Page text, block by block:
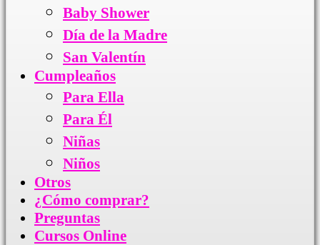
Baby Shower
Día de la Madre
San Valentín
Cumpleaños
Para Ella
Para Él
Niñas
Niños
Otros
¿Cómo comprar?
Preguntas
Cursos Online